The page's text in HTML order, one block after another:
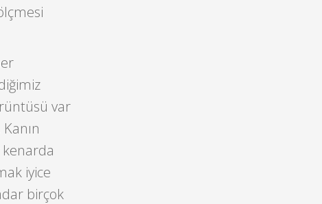
var
iyice
birçok